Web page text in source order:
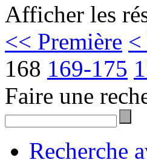
Afficher les
<< Première <
168 169-175
Faire une
Recherche